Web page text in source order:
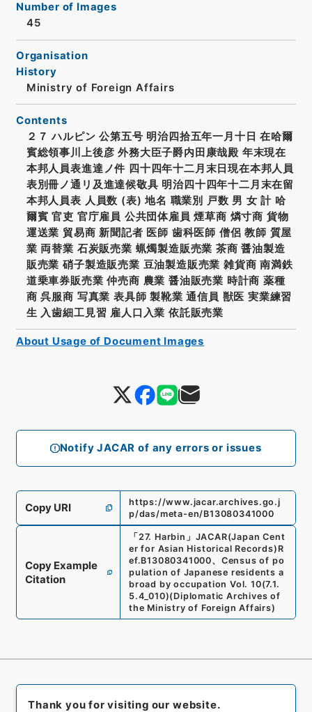
Notify JACAR of any errors or issues
Number of Images
45
Organisation
History
Ministry of Foreign Affairs
Contents
２７ ハルピン 公第五号 明治四拾五年一月十日 在哈爾
賓総領事川上後彦 外務大臣子爵内田康哉殿 年末現在
本邦人員表進達ノ件 四十四年十二月末日現在本邦人員
表別冊ノ通リ及進達候敬具 明治四十四年十二月末在留
本邦人員表 人員数 (表) 地名 職業別 戸数 男 女 計 哈
爾賓 官吏 官庁雇員 公共団体雇員 煙草商 燐寸商 貨物
運送業 貿易商 新聞記者 医師 歯科医師 僧侶 教師 質屋
業 両替業 石炭販売業 蝋燭製造販売業 茶商 醤油製造
販売業 硝子製造販売業 豆油製造販売業 雑貨商 南満鉄
道乗車券販売業 仲売商 農業 醤油販売業 時計商 薬種
商 呉服商 写真業 表具師 製靴業 通信員 獣医 実業練習
生 入歯細工見習 雇人口入業 依託販売業
Copy URI
https://www.jacar.archives.go.j
p/das/meta-en/B13080341000
Copy Example
Citation
「 27. Harbin 」 JACAR(Japan Cent
er for Asian Historical Records) R
ef.B13080341000、 Census of po
pulation of Japanese residents a
broad by occupation Vol. 10(7.1.
5.4_010)(Diplomatic Archives of
the Ministry of Foreign Affairs)
About Usage of Document Images
Thank you for visiting our website.